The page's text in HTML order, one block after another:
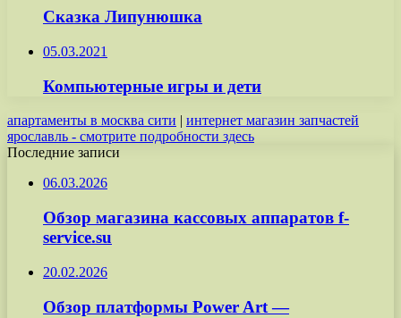
Сказка Липунюшка
05.03.2021
Компьютерные игры и дети
апартаменты в москва сити | интернет магазин запчастей
ярославль - смотрите подробности здесь
Последние записи
06.03.2026
Обзор магазина кассовых аппаратов f-
service.su
20.02.2026
Обзор платформы Power Art —